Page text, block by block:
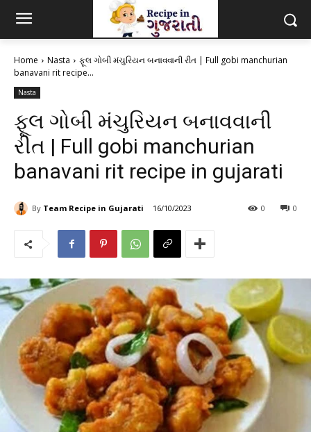
Home Nasta
ફૂલ ગોબી મંચુરિયન બનાવવાની રીત | Full gobi manchurian
banavani rit recipe...
Nasta
ફૂલ ગોબી મંચુરિયન બનાવવાની
રીત | Full gobi manchurian
banavani rit recipe in gujarati
By Team Recipe in Gujarati 16/10/2023 0
0